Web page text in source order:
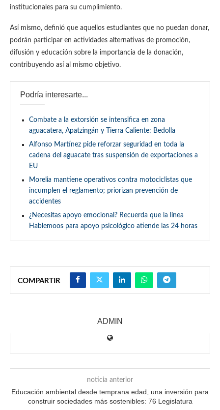
institucionales para su cumplimiento.
Así mismo, definió que aquellos estudiantes que no puedan donar,
podrán participar en actividades alternativas de promoción,
difusión y educación sobre la importancia de la donación,
contribuyendo así al mismo objetivo.
Podría interesarte...
Combate a la extorsión se intensifica en zona
aguacatera, Apatzingán y Tierra Caliente: Bedolla
Alfonso Martínez pide reforzar seguridad en toda la
cadena del aguacate tras suspensión de exportaciones a
EU
Morelia mantiene operativos contra motociclistas que
incumplen el reglamento; priorizan prevención de
accidentes
¿Necesitas apoyo emocional? Recuerda que la línea
Hablemoos para apoyo psicológico atiende las 24 horas
COMPARTIR
ADMIN
noticia anterior
Educación ambiental desde temprana edad, una inversión para
construir sociedades más sostenibles: 76 Legislatura